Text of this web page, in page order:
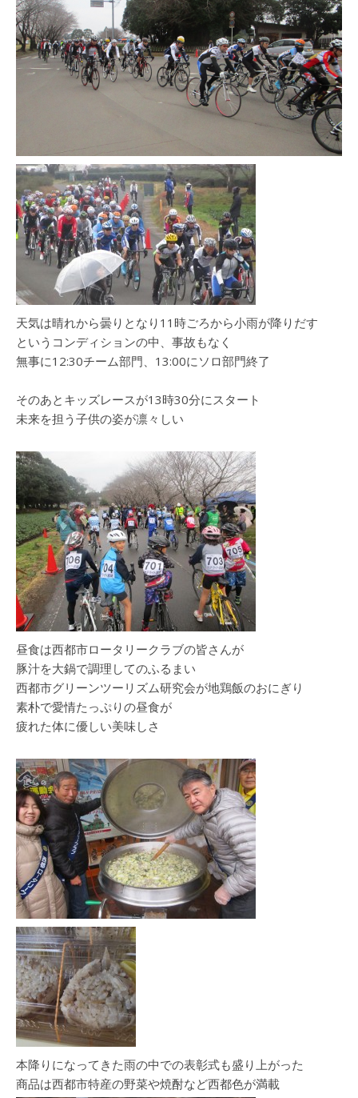
天気は晴れから曇りとなり11時ごろから小雨が降りだす
というコンディションの中、事故もなく
無事に12:30チーム部門、13:00にソロ部門終了
そのあとキッズレースが13時30分にスタート
未来を担う子供の姿が凛々しい
昼食は西都市ロータリークラブの皆さんが
豚汁を大鍋で調理してのふるまい
西都市グリーンツーリズム研究会が地鶏飯のおにぎり
素朴で愛情たっぷりの昼食が
疲れた体に優しい美味しさ
本降りになってきた雨の中での表彰式も盛り上がった
商品は西都市特産の野菜や焼酎など西都色が満載